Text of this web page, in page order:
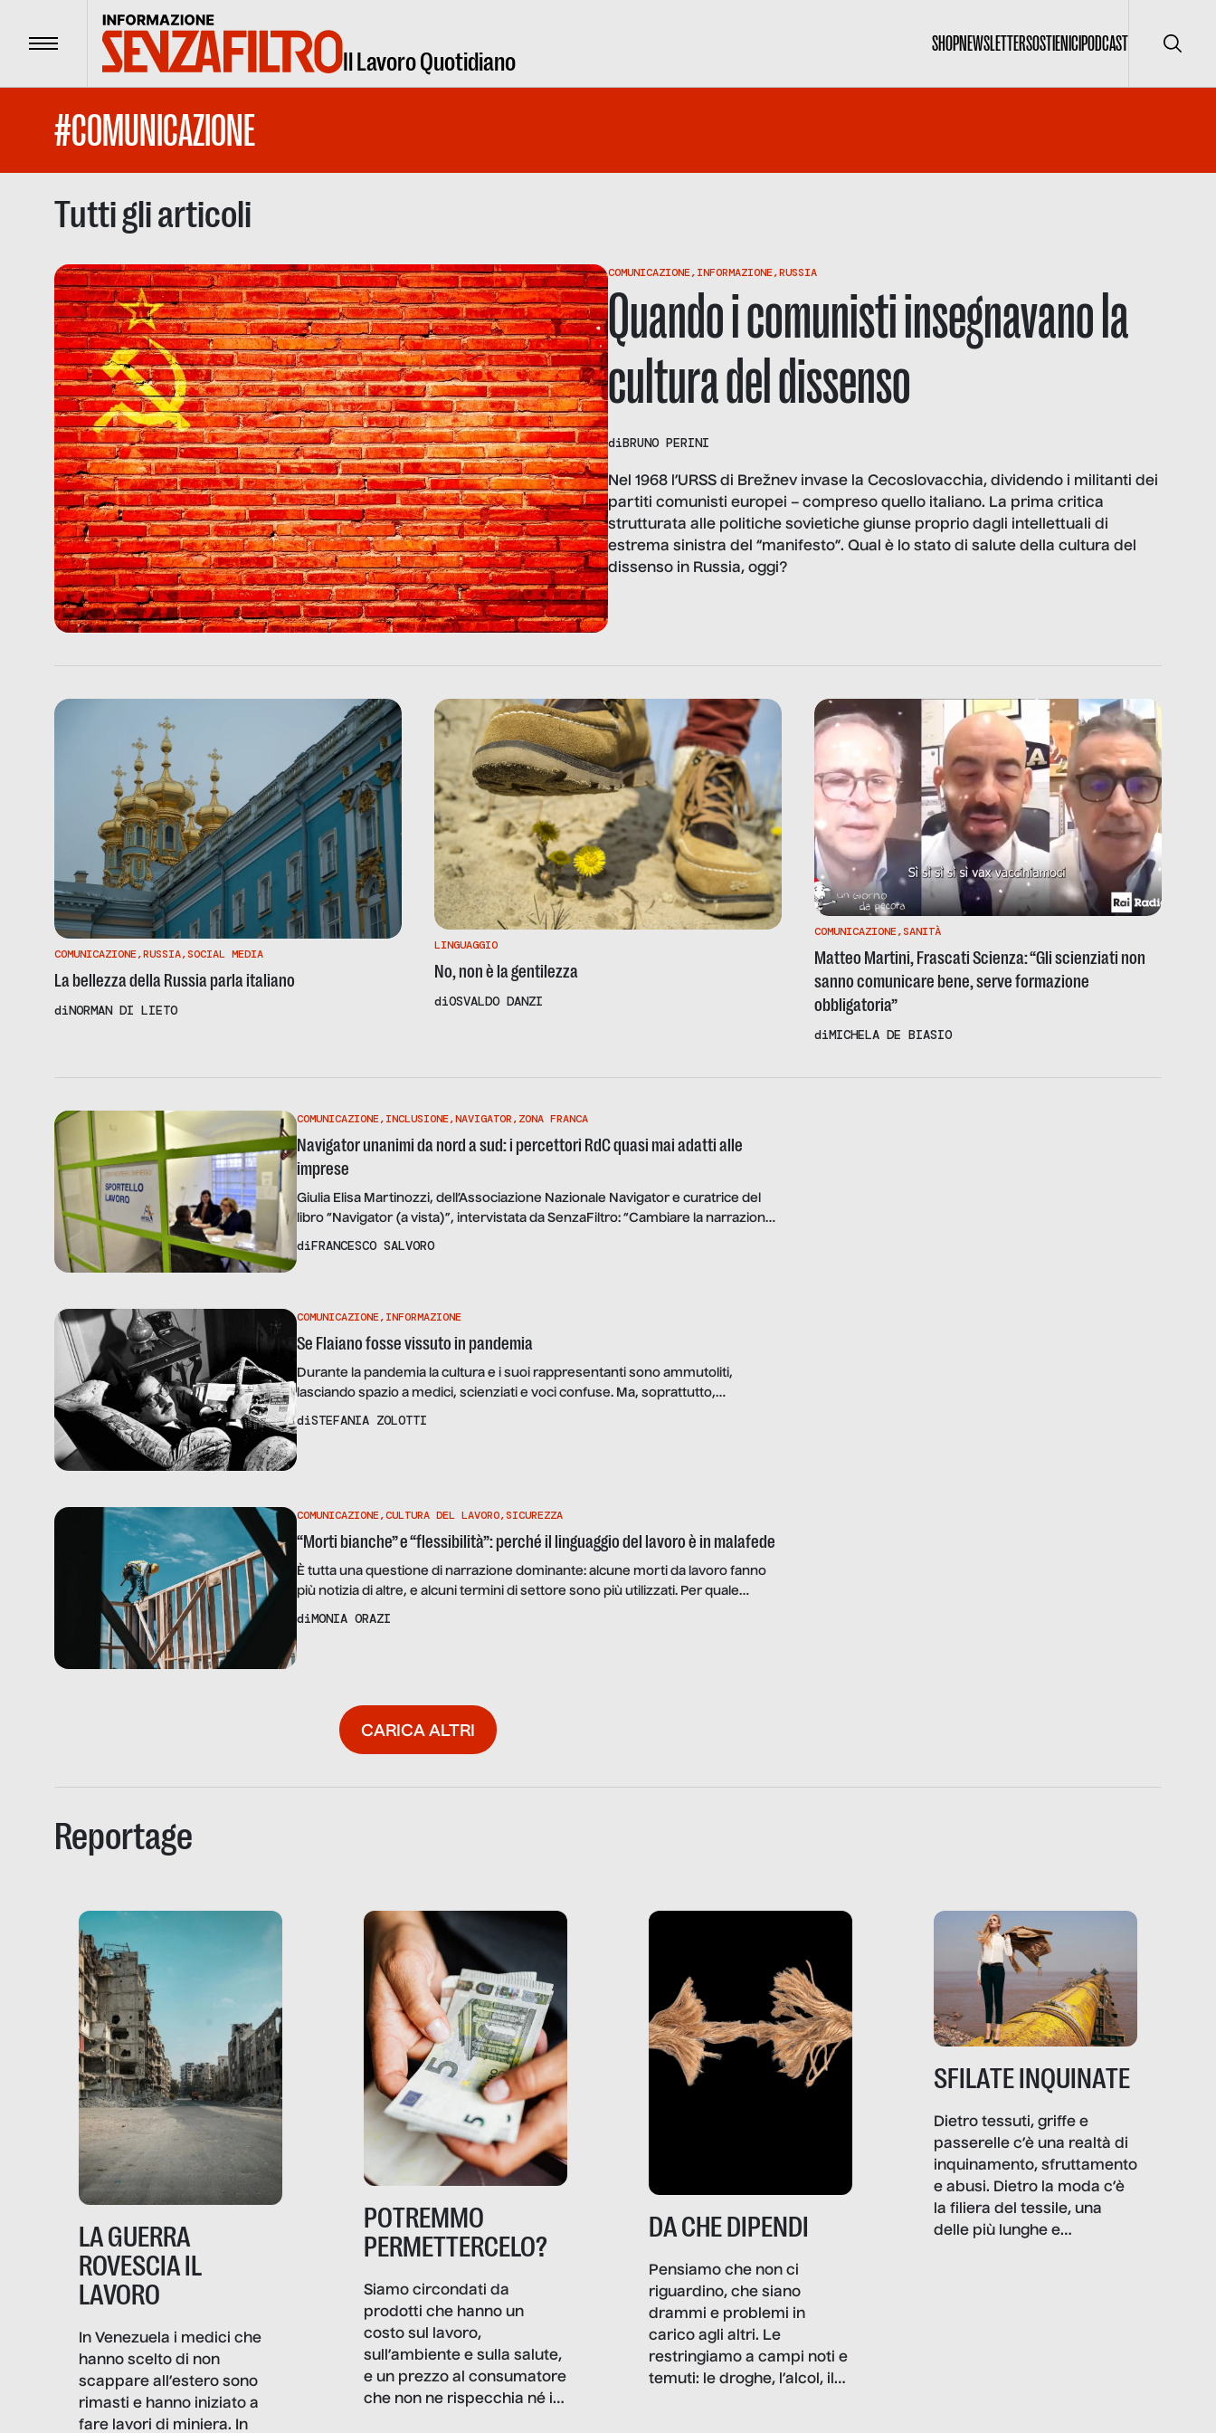
Menu Il Lavoro Quotidiano
SHOPNEWSLETTERSOSTIENICIPODCAST Cerca
#COMUNICAZIONE
Tutti gli articoli
COMUNICAZIONE,INFORMAZIONE,RUSSIA
Quando i comunisti insegnavano la
cultura del dissenso
diBRUNO PERINI
Nel 1968 l’URSS di Brežnev invase la Cecoslovacchia, dividendo i militanti dei
partiti comunisti europei – compreso quello italiano. La prima critica
strutturata alle politiche sovietiche giunse proprio dagli intellettuali di
estrema sinistra del “manifesto”. Qual è lo stato di salute della cultura del
dissenso in Russia, oggi?
COMUNICAZIONE,RUSSIA,SOCIAL MEDIA
La bellezza della Russia parla italiano
diNORMAN DI LIETO
LINGUAGGIO
No, non è la gentilezza
diOSVALDO DANZI
COMUNICAZIONE,SANITÀ
Matteo Martini, Frascati Scienza: “Gli scienziati non
sanno comunicare bene, serve formazione
obbligatoria”
diMICHELA DE BIASIO
COMUNICAZIONE,INCLUSIONE,NAVIGATOR,ZONA FRANCA
Navigator unanimi da nord a sud: i percettori RdC quasi mai adatti alle
imprese
Giulia Elisa Martinozzi, dell’Associazione Nazionale Navigator e curatrice del
libro “Navigator (a vista)”, intervistata da SenzaFiltro: “Cambiare la narrazione
contro di noi e i percettori di RdC. Ma su di loro bisogna lavorare ancora a
lungo”.
diFRANCESCO SALVORO
COMUNICAZIONE,INFORMAZIONE
Se Flaiano fosse vissuto in pandemia
Durante la pandemia la cultura e i suoi rappresentanti sono ammutoliti,
lasciando spazio a medici, scienziati e voci confuse. Ma, soprattutto,
perso diventa sempre più chiara.
diSTEFANIA ZOLOTTI
COMUNICAZIONE,CULTURA DEL LAVORO,SICUREZZA
“Morti bianche” e “flessibilità”: perché il linguaggio del lavoro è in malafede
È tutta una questione di narrazione dominante: alcune morti da lavoro fanno
più notizia di altre, e alcuni termini di settore sono più utilizzati. Per quale
ragione, e come si legge tra le righe?
diMONIA ORAZI
CARICA ALTRI
Reportage
LA GUERRA
ROVESCIA IL
LAVORO
In Venezuela i medici che
hanno scelto di non
scappare all’estero sono
rimasti e hanno iniziato a
fare lavori di miniera. In
POTREMMO
PERMETTERCELO?
Siamo circondati da
prodotti che hanno un
costo sul lavoro,
sull’ambiente e sulla salute,
e un prezzo al consumatore
che non ne rispecchia né il
DA CHE DIPENDI
Pensiamo che non ci
riguardino, che siano
drammi e problemi in
carico agli altri. Le
restringiamo a campi noti e
temuti: le droghe, l’alcol, il
SFILATE INQUINATE
Dietro tessuti, griffe e
passerelle c’è una realtà di
inquinamento, sfruttamento
e abusi. Dietro la moda c’è
la filiera del tessile, una
delle più lunghe e